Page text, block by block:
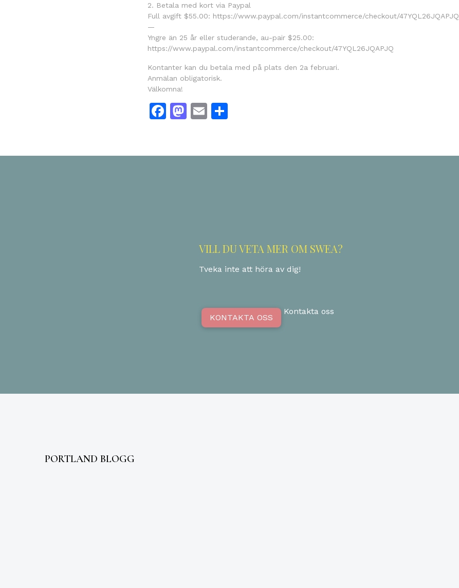
2. Betala med kort via Paypal
Full avgift $55.00: https://www.paypal.com/instantcommerce/checkout/47YQL26JQAPJQ
—
Yngre än 25 år eller studerande, au-pair $25.00:
https://www.paypal.com/instantcommerce/checkout/47YQL26JQAPJQ
Kontanter kan du betala med på plats den 2a februari.
Anmälan obligatorisk.
Välkomna!
Facebook
Mastodon
Email
VILL DU VETA MER OM SWEA?
Tveka inte att höra av dig!
KONTAKTA OSS
Kontakta oss
PORTLAND BLOGG